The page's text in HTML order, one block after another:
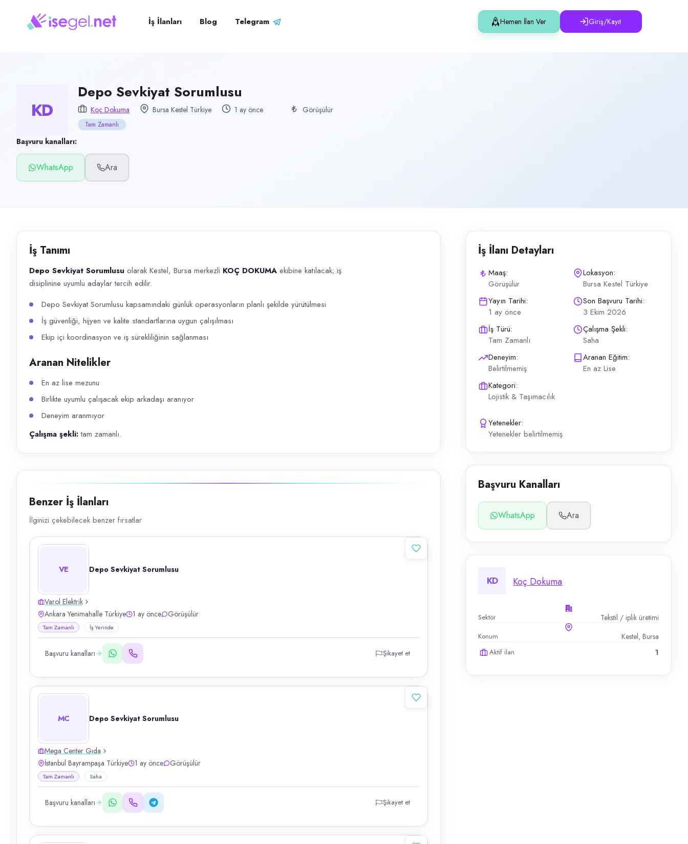
Depo Sevkiyat Sorumlusu
Kestel, Bursa
Çalışma şekli
Tam Zamanlı
Yayın tarihi
5 Temmuz 2026
Başvuru kanalları
WhatsApp, Telefon
İlan açıklaması
Depo Sevkiyat Sorumlusu olarak Kestel, Bursa merkezli KOÇ DOKUMA ekibine katılacak; iş disiplinine uyumlu adaylar tercih edilir. Depo Sevkiyat Sorumlusu kapsamındaki günlük operasyonların planlı şekilde
İş İlanları Blog Telegram Hemen İlan Ver Giriş/Kayıt
KD
Depo Sevkiyat Sorumlusu
Koç Dokuma Bursa Kestel Türkiye 1 ay önce Görüşülür
Tam Zamanlı
Başvuru kanalları:
WhatsApp Ara
İş Tanımı
Depo Sevkiyat Sorumlusu olarak Kestel, Bursa merkezli KOÇ DOKUMA ekibine katılacak; iş
disiplinine uyumlu adaylar tercih edilir.
Depo Sevkiyat Sorumlusu kapsamındaki günlük operasyonların planlı şekilde yürütülmesi
İş güvenliği, hijyen ve kalite standartlarına uygun çalışılması
Ekip içi koordinasyon ve iş sürekliliğinin sağlanması
Aranan Nitelikler
En az lise mezunu
Birlikte uyumlu çalışacak ekip arkadaşı aranıyor
Deneyim aranmıyor
Çalışma şekli:tam zamanlı.
İş İlanı Detayları
Maaş:
Görüşülür
Lokasyon:
Bursa Kestel Türkiye
Yayın Tarihi:
1 ay önce
Son Başvuru Tarihi:
3 Ekim 2026
İş Türü:
Tam Zamanlı
Çalışma Şekli:
Saha
Deneyim:
Belirtilmemiş
Aranan Eğitim:
En az Lise
Kategori:
Lojistik & Taşımacılık
Yetenekler:
Yetenekler belirtilmemiş
Başvuru Kanalları
WhatsApp Ara
KD Koç Dokuma
Sektör Tekstil / iplik üretimi
Konum Kestel, Bursa
Aktif ilan 1
Benzer İş İlanları
İlginizi çekebilecek benzer fırsatlar
VE Depo Sevkiyat Sorumlusu
Varol Elektrik
Ankara Yenimahalle Türkiye
1 ay önce Görüşülür
Tam Zamanlı İş Yerinde
Başvuru kanalları Şikayet et
MC Depo Sevkiyat Sorumlusu
Mega Center Gıda
İstanbul Bayrampaşa Türkiye
1 ay önce Görüşülür
Tam Zamanlı Saha
Başvuru kanalları Şikayet et